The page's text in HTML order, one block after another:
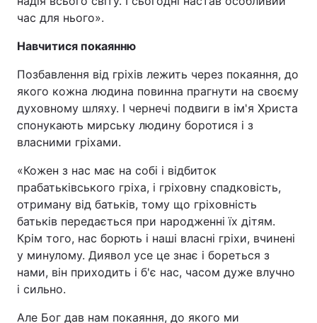
час для нього».
Навчитися покаянню
Позбавлення від гріхів лежить через покаяння, до
якого кожна людина повинна прагнути на своєму
духовному шляху. І чернечі подвиги в ім'я Христа
спонукають мирську людину боротися і з
власними гріхами.
«Кожен з нас має на собі і відбиток
прабатьківського гріха, і гріховну спадковість,
отриману від батьків, тому що гріховність
батьків передається при народженні їх дітям.
Крім того, нас борють і наші власні гріхи, вчинені
у минулому. Диявол усе це знає і бореться з
нами, він приходить і б'є нас, часом дуже влучно
і сильно.
Але Бог дав нам покаяння, до якого ми